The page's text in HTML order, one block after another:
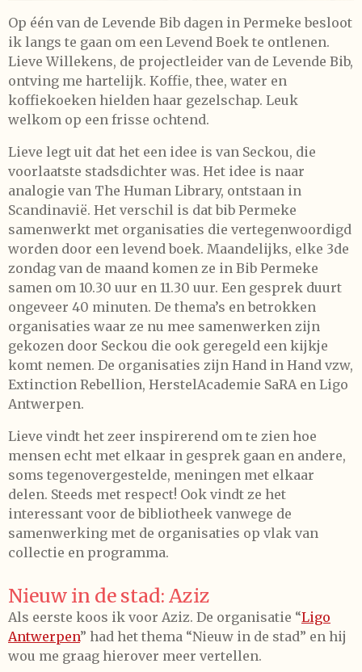
Op één van de Levende Bib dagen in Permeke besloot
ik langs te gaan om een Levend Boek te ontlenen.
Lieve Willekens, de projectleider van de Levende Bib,
ontving me hartelijk. Koffie, thee, water en
koffiekoeken hielden haar gezelschap. Leuk
welkom op een frisse ochtend.
Lieve legt uit dat het een idee is van Seckou, die
voorlaatste stadsdichter was. Het idee is naar
analogie van The Human Library, ontstaan in
Scandinavië. Het verschil is dat bib Permeke
samenwerkt met organisaties die vertegenwoordigd
worden door een levend boek. Maandelijks, elke 3de
zondag van de maand komen ze in Bib Permeke
samen om 10.30 uur en 11.30 uur. Een gesprek duurt
ongeveer 40 minuten. De thema’s en betrokken
organisaties waar ze nu mee samenwerken zijn
gekozen door Seckou die ook geregeld een kijkje
komt nemen. De organisaties zijn Hand in Hand vzw,
Extinction Rebellion, HerstelAcademie SaRA en Ligo
Antwerpen.
Lieve vindt het zeer inspirerend om te zien hoe
mensen echt met elkaar in gesprek gaan en andere,
soms tegenovergestelde, meningen met elkaar
delen. Steeds met respect! Ook vindt ze het
interessant voor de bibliotheek vanwege de
samenwerking met de organisaties op vlak van
collectie en programma.
Nieuw in de stad: Aziz
Als eerste koos ik voor Aziz. De organisatie “Ligo
Antwerpen” had het thema “Nieuw in de stad” en hij
wou me graag hierover meer vertellen.